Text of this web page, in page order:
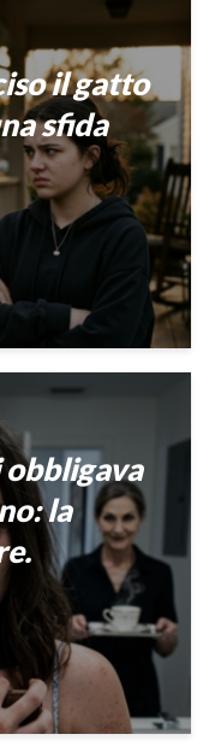
il gatto
sfida
la